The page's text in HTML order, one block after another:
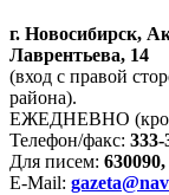
г. Новосибирск,
Лаврентьева, 14
(вход с правой
района).
ЕЖЕДНЕВНО (кроме
Телефон/факс: 333-
Для писем:
E-Mail: